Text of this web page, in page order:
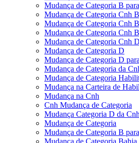
Mudança de Categoria B
Mudança de Categoria Cnh
Mudança de Categoria Cnh
Mudança de Categoria Cnh
Mudança de Categoria Cnh
Mudança de Categoria D
Mudança de Categoria D
Mudança de Categoria da
Mudança de Categoria
Mudança na Carteira de
Mudança na Cnh
Cnh Mudança de Categoria
Mudança Categoria D da Cnh
Mudança de Categoria
Mudança de Categoria B